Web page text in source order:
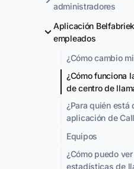
administradores
Aplicación
empleados
¿Cómo cambio
¿Cómo funciona
de centro de
¿Para quién está
aplicación de
Equipos
¿Cómo puedo
estadísticas de